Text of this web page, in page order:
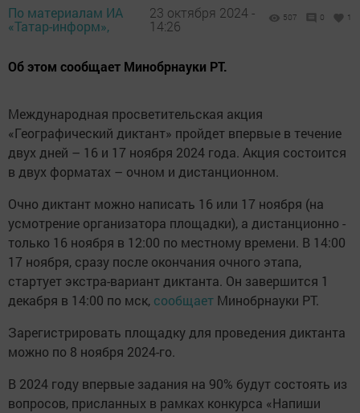
По материалам ИА
«Татар-информ»,
23 октября 2024 -
14:26
507 0 1
Об этом сообщает Минобрнауки РТ.
Международная просветительская акция
«Географический диктант» пройдет впервые в течение
двух дней – 16 и 17 ноября 2024 года. Акция состоится
в двух форматах – очном и дистанционном.
Очно диктант можно написать 16 или 17 ноября (на
усмотрение организатора площадки), а дистанционно -
только 16 ноября в 12:00 по местному времени. В 14:00
17 ноября, сразу после окончания очного этапа,
стартует экстра-вариант диктанта. Он завершится 1
декабря в 14:00 по мск, сообщает Минобрнауки РТ.
Зарегистрировать площадку для проведения диктанта
можно по 8 ноября 2024-го.
В 2024 году впервые задания на 90% будут состоять из
вопросов, присланных в рамках конкурса «Напиши